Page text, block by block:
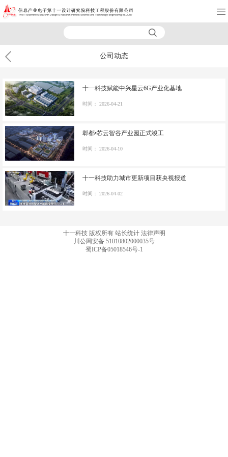
公司动态
十一科技赋能中兴星云6G产业化基地
时间： 2026-04-21
郫都•芯云智谷产业园正式竣工
时间： 2026-04-10
十一科技助力城市更新项目获央视报道
时间： 2026-04-02
十一科技 版权所有 站长统计 法律声明
川公网安备 51010802000035号
蜀ICP备05018546号-1